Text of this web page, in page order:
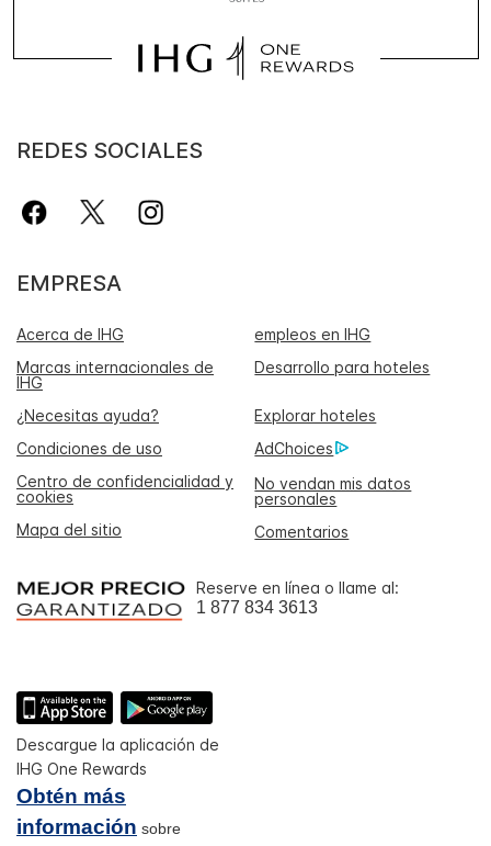
REDES SOCIALES
EMPRESA
Acerca de IHG
empleos en IHG
Marcas internacionales de
IHG
Desarrollo para hoteles
¿Necesitas ayuda?
Explorar hoteles
Condiciones de uso
AdChoices
Centro de confidencialidad y
cookies
No vendan mis datos
personales
Mapa del sitio
Comentarios
Reserve en línea o llame al:
1 877 834 3613
Descargue la aplicación de
IHG One Rewards
Obtén más
información sobre